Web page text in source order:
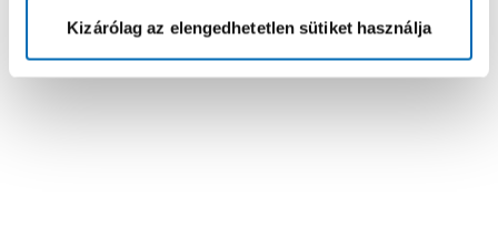
Kizárólag az elengedhetetlen sütiket használja